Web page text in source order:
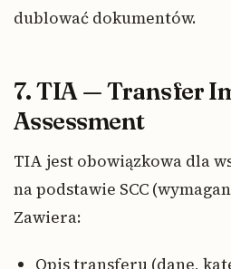
dublować dokumentów.
7. TIA — Transfer
Assessment
TIA jest obowiązkowa dla
na podstawie SCC
Zawiera:
Opis transferu (dane,